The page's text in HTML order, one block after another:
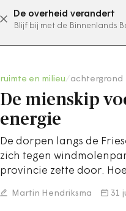
De overheid verandert
Blijf bij met de Binnenlands
ruimte en milieu achtergrond
De mienskip
energie
De dorpen langs de
zich tegen
provincie zette door.
Martin Hendriksma 31